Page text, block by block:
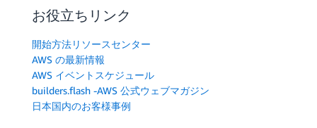
お役立ちリンク
開始方法リソースセンター
AWS の最新情報
AWS イベントスケジュール
builders.flash -AWS 公式ウェブマガジン
日本国内のお客様事例